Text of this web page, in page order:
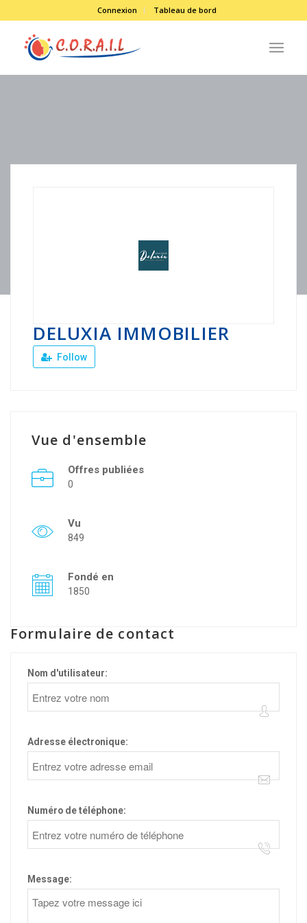
Connexion Tableau de bord
DELUXIA IMMOBILIER
Follow
Vue d'ensemble
Offres publiées
0
Vu
849
Fondé en
1850
Formulaire de contact
Nom d'utilisateur:
Adresse électronique:
Numéro de téléphone:
Message: